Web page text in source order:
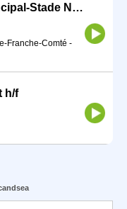
Agent d'accueil Régisseur principal-Stade Nautique de Beaune H/F (H/F)
Franche-Comté -
h/f